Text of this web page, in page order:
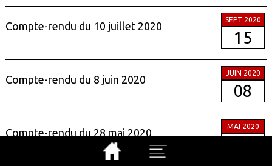
Compte-rendu du 10 juillet 2020
SEPT 2020
15
Compte-rendu du 8 juin 2020
JUIN 2020
08
Compte-rendu du 28 mai 2020
MAI 2020